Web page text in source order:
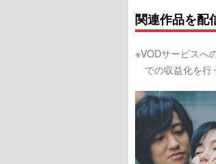
関連作品を配
※VODサービスへ
での収益化を行